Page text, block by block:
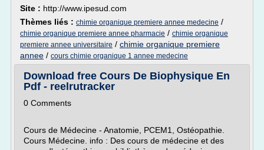
Site : http://www.ipesud.com
Thèmes liés : chimie organique premiere annee medecine /
chimie organique premiere annee pharmacie / chimie organique
premiere annee universitaire / chimie organique premiere
annee / cours chimie organique 1 annee medecine
Download free Cours De Biophysique En
Pdf - reelrutracker
0 Comments
Cours de Médecine - Anatomie, PCEM1, Ostéopathie.
Cours Médecine. info : Des cours de médecine et des